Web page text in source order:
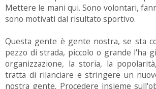
Mettere le mani qui. Sono volontari,
sono motivati dal risultato sportivo.
Questa gente è gente nostra, se sta
pezzo di strada, piccolo o grande l'ha
organizzazione, la storia, la
tratta di rilanciare e stringere un
nostra gente. Procedere insieme